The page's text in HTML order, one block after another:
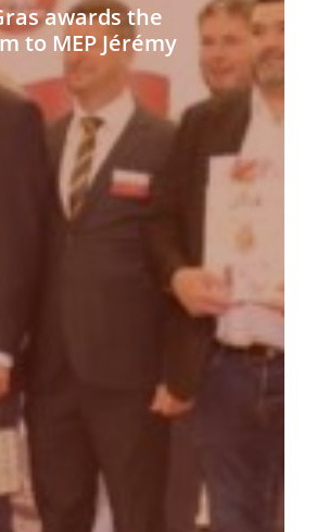
awards the
to MEP Jérémy